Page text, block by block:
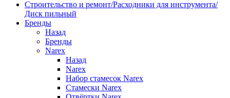
Строительство и ремонт/Расходники для инструмента/
Диск пильный
Бренды
Назад
Бренды
Narex
Назад
Narex
Набор стамесок Narex
Стамески Narex